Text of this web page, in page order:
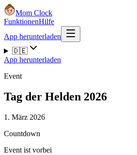
Mom Clock
FunktionenHilfe
App herunterladen
🇩🇪
App herunterladen
Event
Tag der Helden 2026
1. März 2026
Countdown
Event ist vorbei